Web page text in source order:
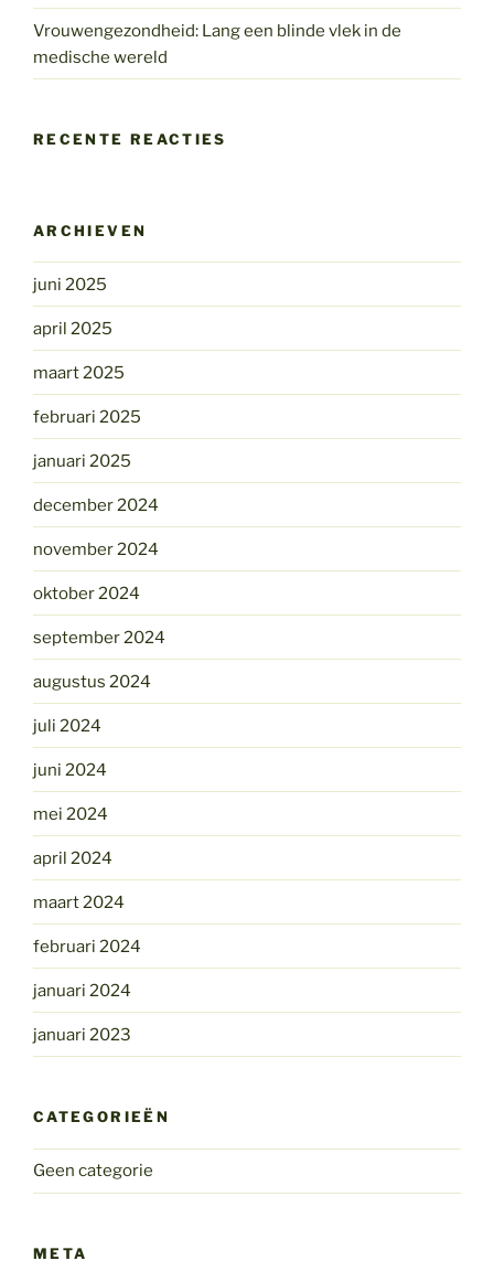
Vrouwengezondheid: Lang een blinde vlek in de
medische wereld
RECENTE REACTIES
ARCHIEVEN
juni 2025
april 2025
maart 2025
februari 2025
januari 2025
december 2024
november 2024
oktober 2024
september 2024
augustus 2024
juli 2024
juni 2024
mei 2024
april 2024
maart 2024
februari 2024
januari 2024
januari 2023
CATEGORIEËN
Geen categorie
META